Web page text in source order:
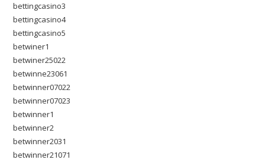
bettingcasino3
bettingcasino4
bettingcasino5
betwiner1
betwiner25022
betwinne23061
betwinner07022
betwinner07023
betwinner1
betwinner2
betwinner2031
betwinner21071